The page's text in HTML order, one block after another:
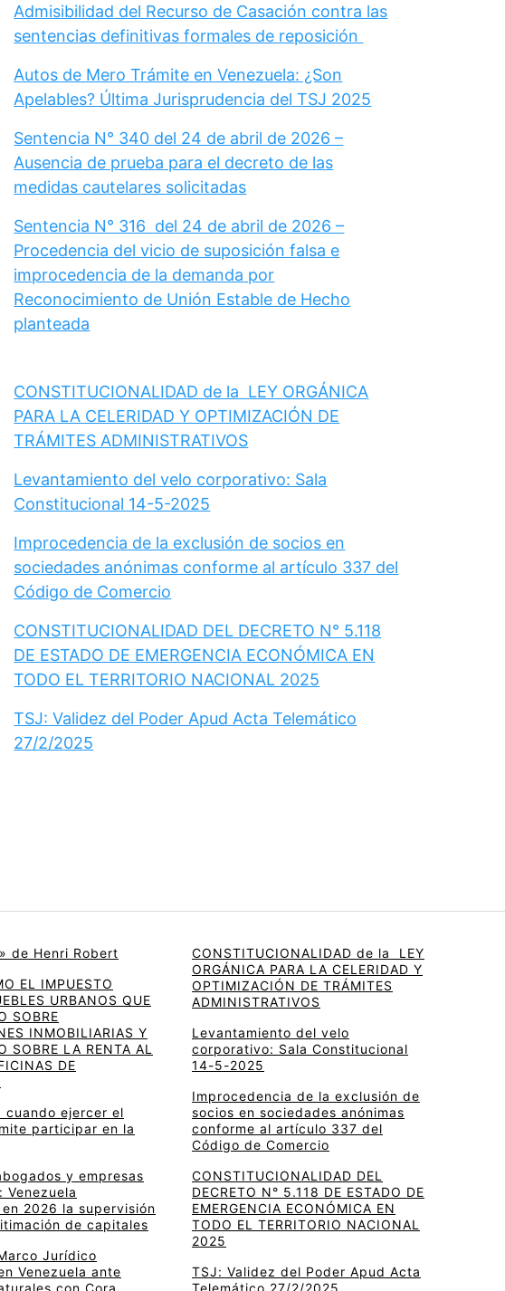
Admisibilidad del Recurso de Casación contra las
sentencias definitivas formales de reposición
Autos de Mero Trámite en Venezuela: ¿Son
Apelables? Última Jurisprudencia del TSJ 2025
Sentencia N° 340 del 24 de abril de 2026 –
Ausencia de prueba para el decreto de las
medidas cautelares solicitadas
Sentencia N° 316 del 24 de abril de 2026 –
Procedencia del vicio de suposición falsa e
improcedencia de la demanda por
Reconocimiento de Unión Estable de Hecho
planteada
CONSTITUCIONALIDAD de la LEY ORGÁNICA
PARA LA CELERIDAD Y OPTIMIZACIÓN DE
TRÁMITES ADMINISTRATIVOS
Levantamiento del velo corporativo: Sala
Constitucional 14-5-2025
Improcedencia de la exclusión de socios en
sociedades anónimas conforme al artículo 337 del
Código de Comercio
CONSTITUCIONALIDAD DEL DECRETO N° 5.118
DE ESTADO DE EMERGENCIA ECONÓMICA EN
TODO EL TERRITORIO NACIONAL 2025
TSJ: Validez del Poder Apud Acta Telemático
27/2/2025
de Henri Robert
EL IMPUESTO
URBANOS QUE
SOBRE
INMOBILIARIAS Y
SOBRE LA RENTA AL
DE
cuando ejercer el
participar en la
y empresas
Venezuela
2026 la supervisión
de capitales
Jurídico
Venezuela ante
con Cora
CONSTITUCIONALIDAD de la LEY
ORGÁNICA PARA LA CELERIDAD Y
OPTIMIZACIÓN DE TRÁMITES
ADMINISTRATIVOS
Levantamiento del velo
corporativo: Sala Constitucional
14-5-2025
Improcedencia de la exclusión de
socios en sociedades anónimas
conforme al artículo 337 del
Código de Comercio
CONSTITUCIONALIDAD DEL
DECRETO N° 5.118 DE ESTADO DE
EMERGENCIA ECONÓMICA EN
TODO EL TERRITORIO NACIONAL
2025
TSJ: Validez del Poder Apud Acta
Telemático 27/2/2025